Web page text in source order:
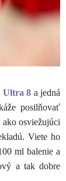
Ultra 8 a jedná
posilňovať
osviežujúci
Viete ho
ml balenie a
a tak dobre